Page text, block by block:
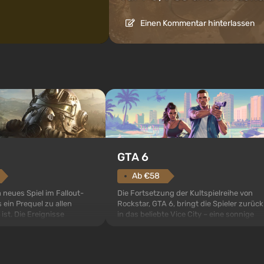
Einen Kommentar hinterlassen
neues Spiel im Fallout-
ein Prequel zu allen
Die Ereignisse
GTA 6
Ab €58
Die Fortsetzung der Kultspielreihe von
Rockstar, GTA 6, bringt die Spieler zurück
in das beliebte Vice City – eine sonnige